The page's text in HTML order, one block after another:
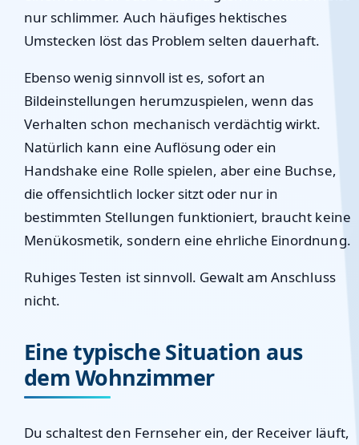
nur schlimmer. Auch häufiges hektisches
Umstecken löst das Problem selten dauerhaft.
Ebenso wenig sinnvoll ist es, sofort an
Bildeinstellungen herumzuspielen, wenn das
Verhalten schon mechanisch verdächtig wirkt.
Natürlich kann eine Auflösung oder ein
Handshake eine Rolle spielen, aber eine Buchse,
die offensichtlich locker sitzt oder nur in
bestimmten Stellungen funktioniert, braucht keine
Menükosmetik, sondern eine ehrliche Einordnung.
Ruhiges Testen ist sinnvoll. Gewalt am Anschluss
nicht.
Eine typische Situation aus
dem Wohnzimmer
Du schaltest den Fernseher ein, der Receiver läuft,